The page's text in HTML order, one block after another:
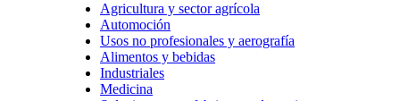
Agricultura y sector agrícola
Automoción
Usos no profesionales y aerografía
Alimentos y bebidas
Industriales
Medicina